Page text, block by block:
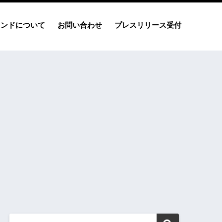
ドについて お問い合わせ プレスリリース受付